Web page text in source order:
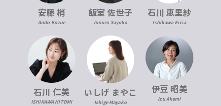
安藤 梢
Ando Kozue
飯室 佐世子
Iimuro Sayoko
石川 恵里紗
Ishikawa Erisa
石川 仁美
ISHIKAWA HITOMI
いしげ まやこ
Ishige Mayako
伊豆 昭美
Izu Akemi